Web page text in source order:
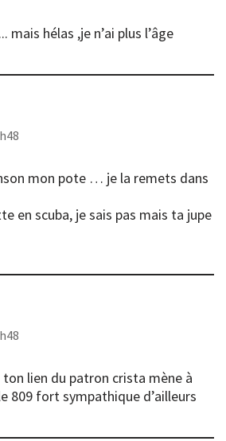
hélas ,je n’ai plus l’âge
mon pote … je la remets dans
en scuba, je sais pas mais ta jupe
lien du patron crista mène à
809 fort sympathique d’ailleurs